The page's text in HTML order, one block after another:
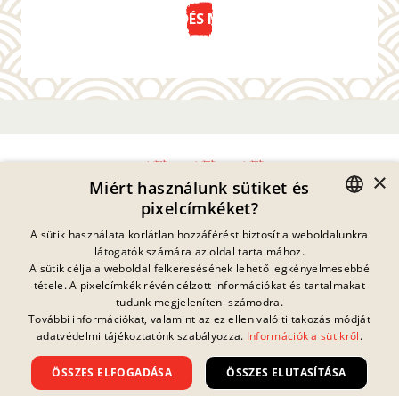
KÜLDÉS MOST
Adatvédelmi Nyilatkozat
Impresszum
Jogi Információk
Kapcsolat
Sütik
GYIK
Letöltések
Visszaélés Bejelentés
Jelenleg nincs
folyamatban lévő
nyereményjáték.
Általános Szerződési Feltételek
GERMAN
FRENCH
DANISH
HUNGARIAN
×
Miért használunk sütiket és
pixelcímkéket?
A sütik használata korlátlan hozzáférést biztosít a weboldalunkra
látogatók számára az oldal tartalmához.
A sütik célja a weboldal felkeresésének lehető legkényelmesebbé
tétele. A pixelcímkék révén célzott információkat és tartalmakat
tudunk megjeleníteni számodra.
További információkat, valamint az ez ellen való tiltakozás módját
adatvédelmi tájékoztatónk szabályozza. Információk a sütikről.
ÖSSZES ELFOGADÁSA ÖSSZES ELUTASÍTÁSA